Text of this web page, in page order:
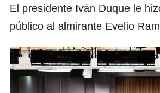
El presidente Iván Duque le
público al almirante Evelio